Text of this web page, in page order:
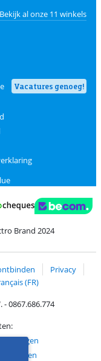
Bekijk al onze 11 winkels
Vacatures genoeg!
Brand 2024
Privacy
(FR)
- 0867.686.774